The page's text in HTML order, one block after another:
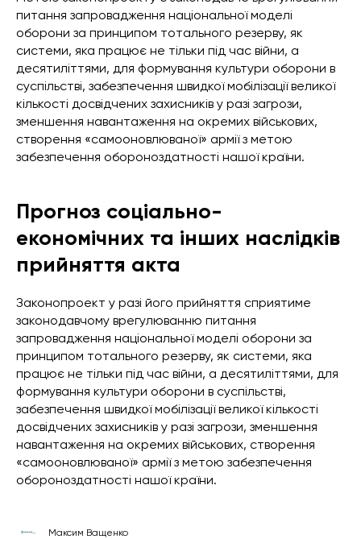
питання запровадження національної моделі
оборони за принципом тотального резерву, як
системи, яка працює не тільки під час війни, а
десятиліттями, для формування культури оборони в
суспільстві, забезпечення швидкої мобілізації великої
кількості досвідчених захисників у разі загрози,
зменшення навантаження на окремих військових,
створення «самооновлюваної» армії з метою
забезпечення обороноздатності нашої країни.
Прогноз соціально-
економічних та інших наслідків
прийняття акта
Законопроект у разі його прийняття сприятиме
законодавчому врегулюванню питання
запровадження національної моделі оборони за
принципом тотального резерву, як системи, яка
працює не тільки під час війни, а десятиліттями, для
формування культури оборони в суспільстві,
забезпечення швидкої мобілізації великої кількості
досвідчених захисників у разі загрози, зменшення
навантаження на окремих військових, створення
«самооновлюваної» армії з метою забезпечення
обороноздатності нашої країни.
Максим Ващенко